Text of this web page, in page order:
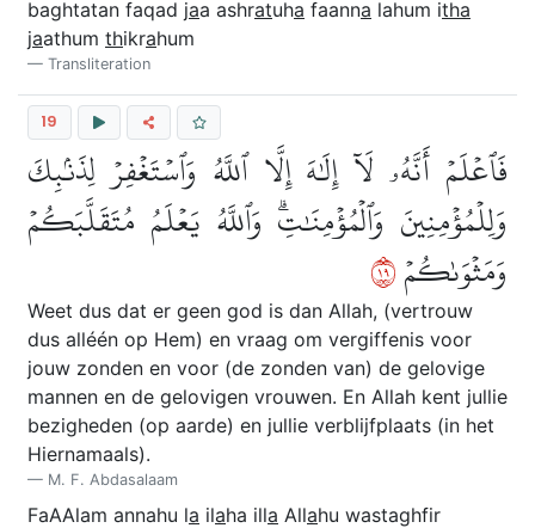
baghtatan faqad jaa ashratuha faanna lahum itha
jaathum thikrahum
Transliteration
19
فَٱعۡلَمۡ أَنَّهُۥ لَآ إِلَٰهَ إِلَّا ٱللَّهُ وَٱسۡتَغۡفِرۡ لِذَنۢبِكَ
وَلِلۡمُؤۡمِنِينَ وَٱلۡمُؤۡمِنَٰتِۗ وَٱللَّهُ يَعۡلَمُ مُتَقَلَّبَكُمۡ
وَمَثۡوَىٰكُمۡ٩١
Weet dus dat er geen god is dan Allah, (vertrouw
dus alléén op Hem) en vraag om vergiffenis voor
jouw zonden en voor (de zonden van) de gelovige
mannen en de gelovigen vrouwen. En Allah kent jullie
bezigheden (op aarde) en jullie verblijfplaats (in het
Hiernamaals).
M. F. Abdasalaam
FaAAlam annahu la ilaha illa Allahu wastaghfir